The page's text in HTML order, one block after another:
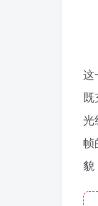
这
既
光
帧
貌